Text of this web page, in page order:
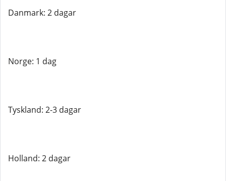
Danmark: 2 dagar
Norge: 1 dag
Tyskland: 2-3 dagar
Holland: 2 dagar